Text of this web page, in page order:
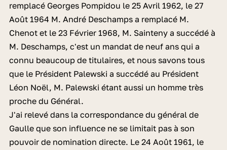
remplacé Georges Pompidou le 25 Avril 1962, le 27
Août 1964 M. André Deschamps a remplacé M.
Chenot et le 23 Février 1968, M. Sainteny a succédé à
M. Deschamps, c'est un mandat de neuf ans qui a
connu beaucoup de titulaires, et nous savons tous
que le Président Palewski a succédé au Président
Léon Noël, M. Palewski étant aussi un homme très
proche du Général.
J'ai relevé dans la correspondance du général de
Gaulle que son influence ne se limitait pas à son
pouvoir de nomination directe. Le 24 Août 1961, le